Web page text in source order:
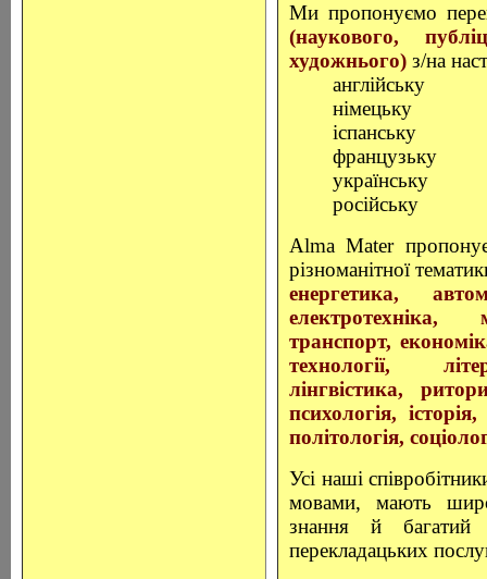
Ми пропонуємо
(наукового,
художнього) з/на
англійську
німецьку
іспанську
французьку
українську
російську
Alma Mater пропонує
різноманітної
енергетика,
електротехніка,
транспорт,
технології,
лінгвістика,
психологія,
політологія,
Усі наші
мовами, мають
знання й багатий
перекладацьких